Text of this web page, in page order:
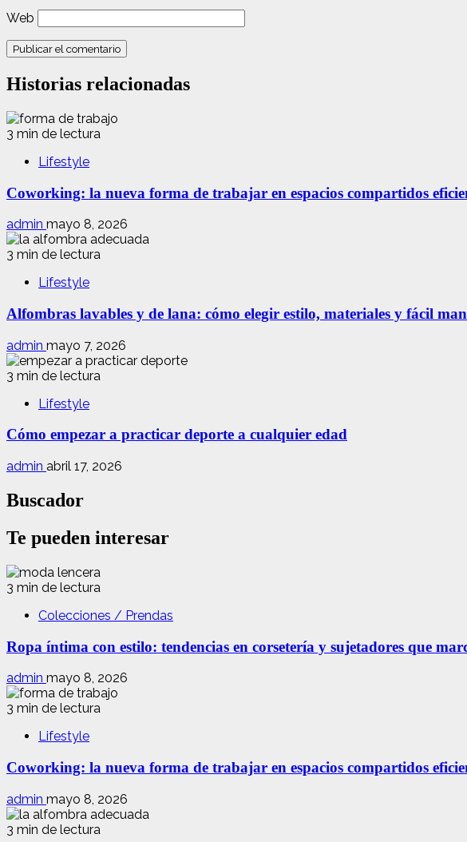
Web
Historias relacionadas
3 min de lectura
Lifestyle
Coworking: la nueva forma de trabajar en espacios compartidos
admin mayo 8, 2026
3 min de lectura
Lifestyle
Alfombras lavables y de lana: cómo elegir estilo, materiales y fácil
admin mayo 7, 2026
3 min de lectura
Lifestyle
Cómo empezar a practicar deporte a cualquier edad
admin abril 17, 2026
Buscador
Te pueden interesar
3 min de lectura
Colecciones / Prendas
Ropa íntima con estilo: tendencias en corsetería y sujetadores que
admin mayo 8, 2026
3 min de lectura
Lifestyle
Coworking: la nueva forma de trabajar en espacios compartidos
admin mayo 8, 2026
3 min de lectura